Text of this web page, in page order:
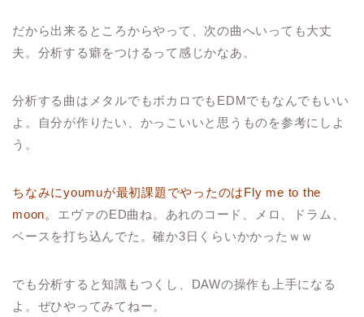
だから出来るところからやって、次の曲へいっても大丈
夫。分析する癖をつけるって感じかなあ。
分析する曲はメタルでもボカロでもEDMでもなんでもいい
よ。自分が作りたい、かっこいいと思うものを参考にしよ
う。
ちなみにyoumuが最初課題でやったのはFly me to the
moon。 エヴァのED曲ね。あれのコード、メロ、ドラム、
ベースを打ち込んでた。確か3日くらいかかったｗｗ
でも分析すると知識もつくし、DAWの操作も上手になる
よ。ぜひやってみてねー。